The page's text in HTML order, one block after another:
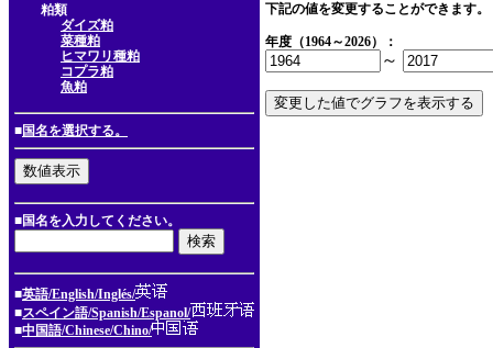
粕類
ダイズ粕
菜種粕
ヒマワリ種粕
コプラ粕
魚粕
■国名を選択する。
■国名を入力してください。
■英語/English/Inglés/
■スペイン語/Spanish/Espanol/
■中国語/Chinese/Chino/
下記の値を変更することができます。
年度（1964～2026）：
～